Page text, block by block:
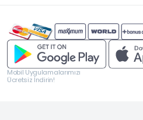
Mobil Uygulamalarımızı
Ücretsiz İndirin!